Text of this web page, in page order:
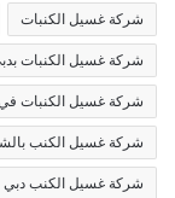
شركة غسيل الكنبات
شركة غسيل الكنبات
شركة غسيل الكنبات
شركة غسيل الكنب
شركة غسيل الكنب دبي